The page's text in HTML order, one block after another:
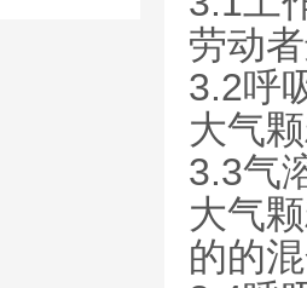
劳动
3.2呼
大气
3.3气
大气
的的